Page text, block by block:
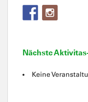
Nächste
Keine